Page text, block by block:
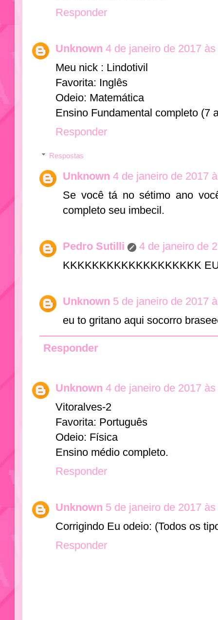
Responder
Unknown 4 de janeiro de 2017
Meu nick : Lindotivil
Favorita: Inglês
Odeio: Matemática
Ensino Fundamental completo (7
Responder
Respostas
Unknown 4 de janeiro de 2017
Se você tá no sétimo ano
completo seu imbecil.
Pedro Sutilli
4 de janeiro de
KKKKKKKKKKKKKKKKKKK
Unknown 5 de janeiro de 2017
eu to gritano aqui socorro
Responder
Unknown 4 de janeiro de 2017
Vitoralves-2
Favorita: Português
Odeio: Física
Ensino médio completo.
Responder
Unknown 5 de janeiro de 2017
Corrigindo Eu odeio: (Todos os
Responder